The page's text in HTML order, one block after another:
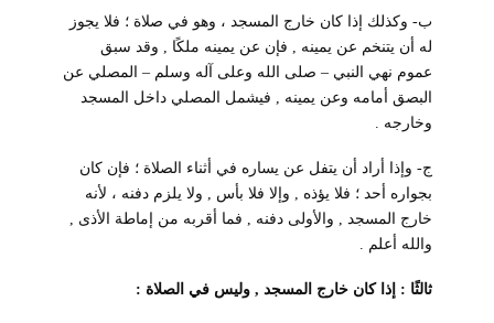
ب- وكذلك إذا كان خارج المسجد ، وهو في صلاة ؛ فلا يجوز
له أن يتنخم عن يمينه , فإن عن يمينه ملكًا , وقد سبق
عموم نهي النبي – صلى الله وعلى آله وسلم – المصلي عن
البصق أمامه وعن يمينه , فيشمل المصلي داخل المسجد
وخارجه .
ج- وإذا أراد أن يتفل عن يساره في أثناء الصلاة ؛ فإن كان
بجواره أحد ؛ فلا يؤذه , وإلا فلا بأس , ولا يلزم دفنه ، لأنه
خارج المسجد , والأولى دفنه , فما أقربه من إماطة الأذى ,
والله أعلم .
ثالثًا : إذا كان خارج المسجد , وليس في الصلاة :